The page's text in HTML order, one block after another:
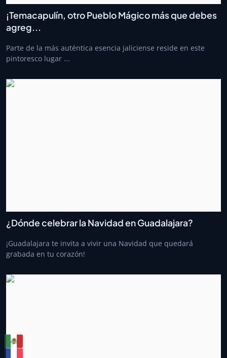
¡Temacapulín, otro Pueblo Mágico más que debes
agreg...
Parte de la más auténtica esencia jaliciense reside en este
pintoresco lugar ...
¿Dónde celebrar la Navidad en Guadalajara?
¡Guadalajara te invita a vivir una Navidad que quedará
grabada en tu corazón!